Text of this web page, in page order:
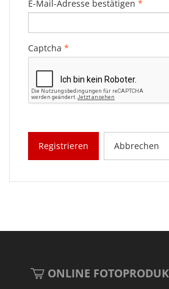
E-Mail-Adresse bestätigen *
Captcha *
Registrieren Abbrechen
ONLINE